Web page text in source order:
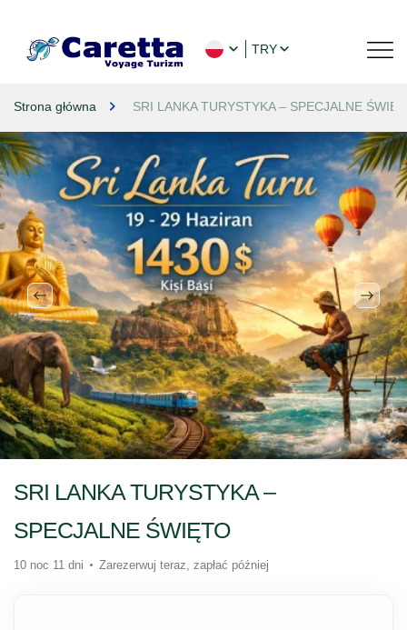
TRY
Strona główna SRI LANKA TURYSTYKA – SPECJALNE
SRI LANKA TURYSTYKA –
SPECJALNE ŚWIĘTO
10 noc 11 dni Zarezerwuj teraz, zapłać później